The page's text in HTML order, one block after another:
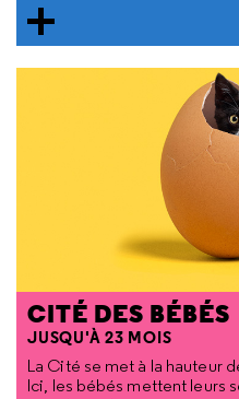
CITÉ DES BÉBÉS
JUSQU'À 23 MOIS
La Cité se met à la hauteur
Ici, les bébés mettent leurs